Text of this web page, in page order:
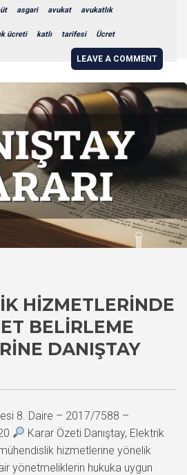
asgari avukat avukatlık
ücreti katlı tarifesi Ücret
LEAVE A COMMENT
HIZMETLERINDE
BELIRLEME
DANIŞTAY
8. Daire – 2017/7588 –
Karar Özeti Danıştay, Elektrik
mühendislik hizmetlerine yönelik
yönetmeliklerin hukuka uygun